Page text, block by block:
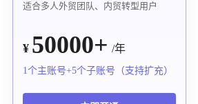
适合多人外贸团队、内贸转型用户
¥ 50000+ /年
1个主账号+5个子账号（支持扩充）